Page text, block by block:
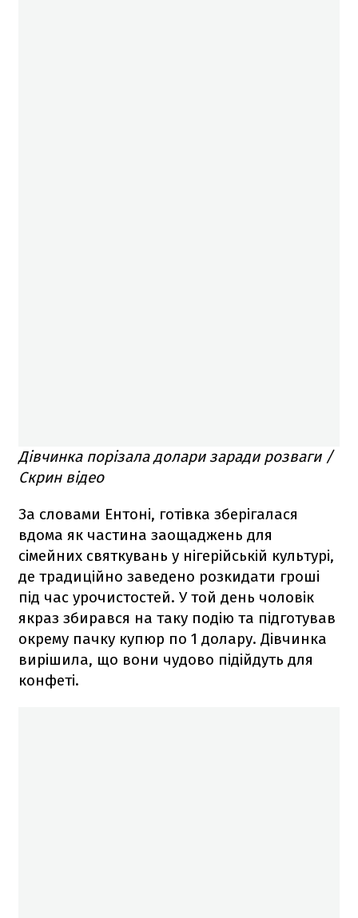
Дівчинка порізала долари заради розваги /
Скрин відео
За словами Ентоні, готівка зберігалася
вдома як частина заощаджень для
сімейних святкувань у нігерійській культурі,
де традиційно заведено розкидати гроші
під час урочистостей. У той день чоловік
якраз збирався на таку подію та підготував
окрему пачку купюр по 1 долару. Дівчинка
вирішила, що вони чудово підійдуть для
конфеті.